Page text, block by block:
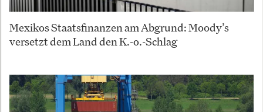
Mexikos Staatsfinanzen am Abgrund: Moody’s
versetzt dem Land den K.-o.-Schlag